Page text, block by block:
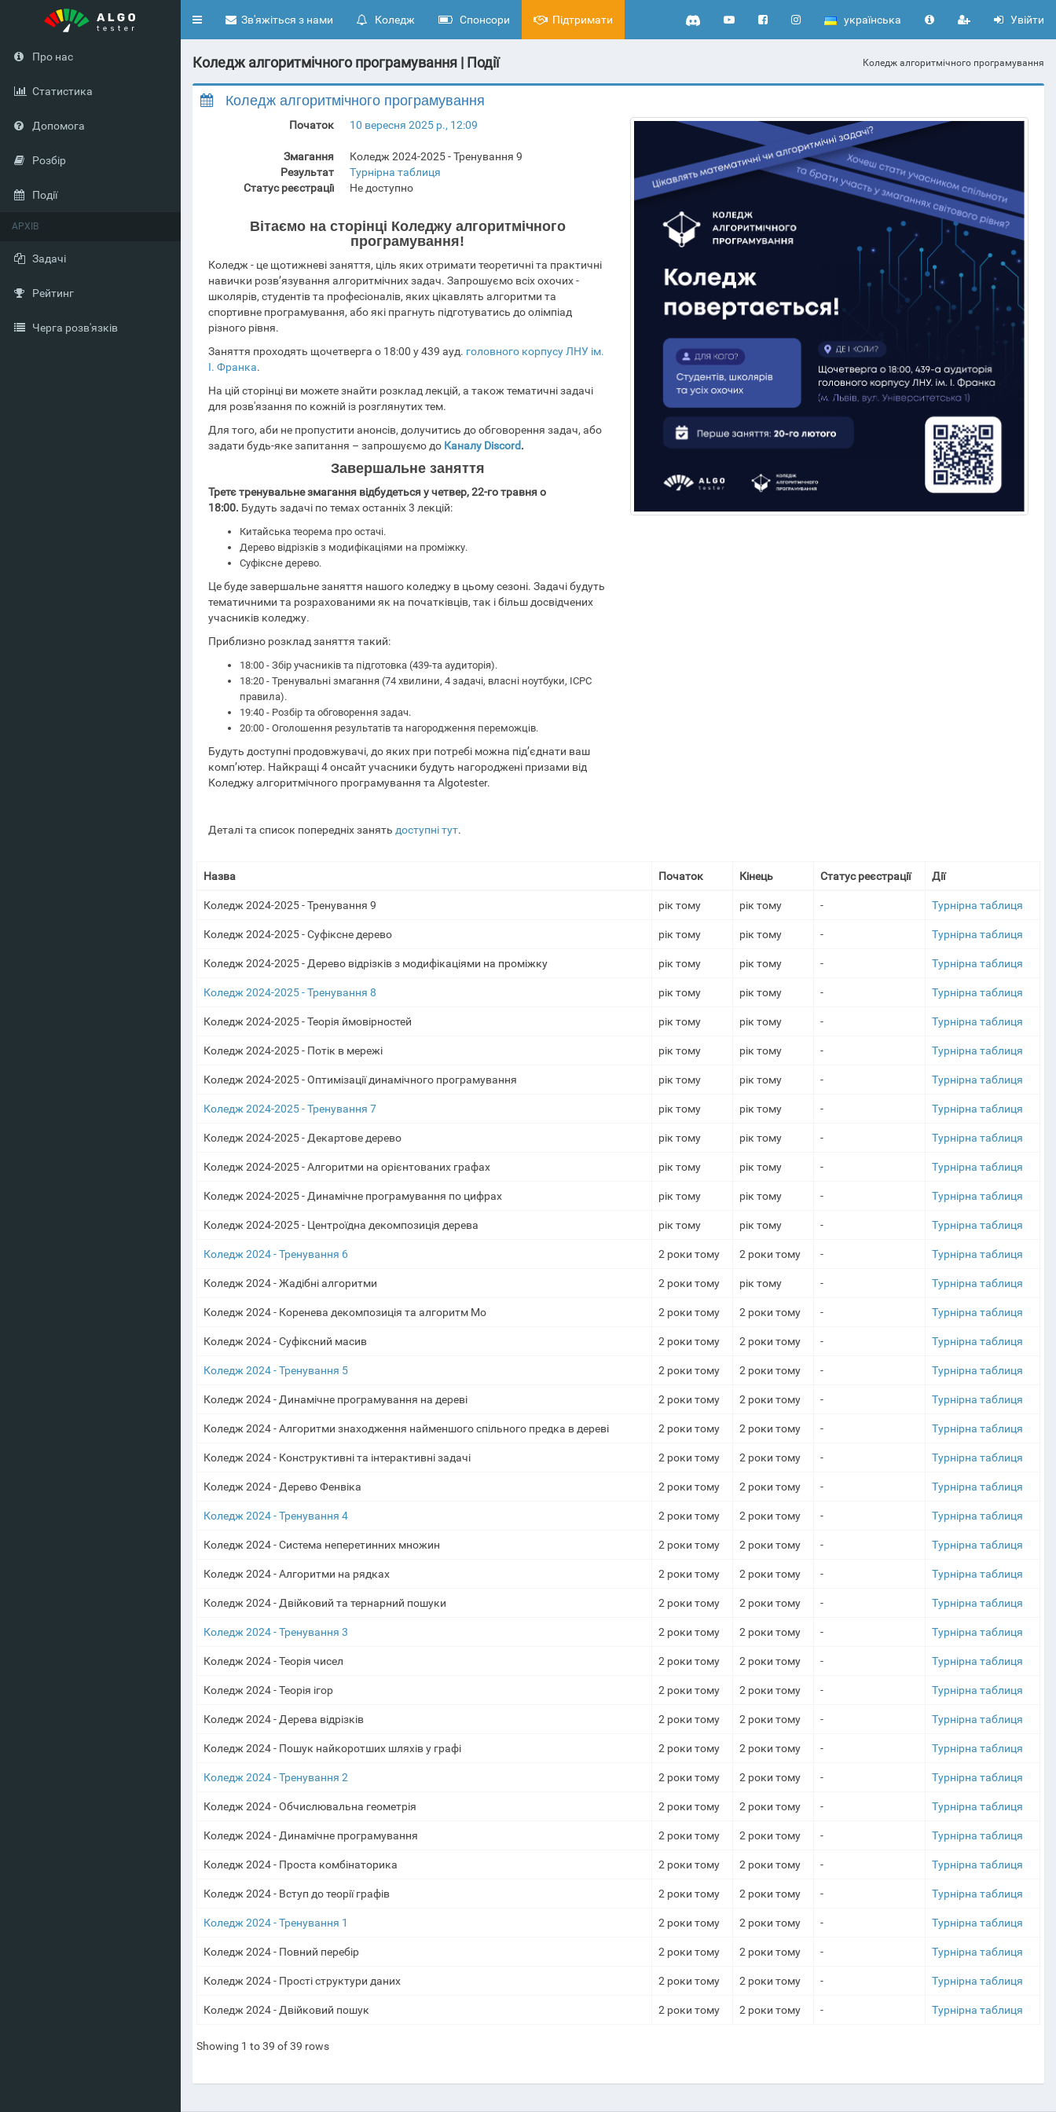
Toggle
українська Увійти
Зв'яжіться з нами Коледж Спонсори Підтримати
Про нас
Статистика
Допомога
Розбір
Події
АРХІВ
Задачі
Рейтинг
Черга розв'язків
Коледж алгоритмічного програмування | Події Коледж алгоритмічного програмування
Коледж алгоритмічного програмування
Початок 10 вересня 2025 р., 12:09
Змагання
Коледж 2024-2025 - Тренування 9
Результат
Турнірна таблиця
Статус реєстрації
Не доступно
Вітаємо на сторінці Коледжу алгоритмічного
програмування!
Коледж - це щотижневі заняття, ціль яких отримати теоретичні та практичні
навички розв’язування алгоритмічних задач. Запрошуємо всіх охочих -
школярів, студентів та професіоналів, яких цікавлять алгоритми та
спортивне програмування, або які прагнуть підготуватись до олімпіад
різного рівня.
Заняття проходять щочетверга о 18:00 у 439 ауд. головного корпусу ЛНУ ім.
І. Франка.
На цій сторінці ви можете знайти розклад лекцій, а також тематичні задачі
для розв'язання по кожній із розглянутих тем.
Для того, аби не пропустити анонсів, долучитись до обговорення задач, або
задати будь-яке запитання – запрошуємо до Каналу Discord.
Завершальне заняття
Третє тренувальне змагання відбудеться у четвер, 22-го травня о
18:00. Будуть задачі по темах останніх 3 лекцій:
Китайська теорема про остачі.
Дерево відрізків з модифікаціями на проміжку.
Суфіксне дерево.
Це буде завершальне заняття нашого коледжу в цьому сезоні. Задачі будуть
тематичними та розрахованими як на початківців, так і більш досвідчених
учасників коледжу.
Приблизно розклад заняття такий:
18:00 - Збір учасників та підготовка (439-та аудиторія).
18:20 - Тренувальні змагання (74 хвилини, 4 задачі, власні ноутбуки, ICPC
правила).
19:40 - Розбір та обговорення задач.
20:00 - Оголошення результатів та нагородження переможців.
Будуть доступні продовжувачі, до яких при потребі можна під’єднати ваш
комп’ютер. Найкращі 4 онсайт учасники будуть нагороджені призами від
Коледжу алгоритмічного програмування та Algotester.
Деталі та список попередніх занять доступні тут.
Назва Початок Кінець Статус реєстрації Дії
Коледж 2024-2025 - Тренування 9 рік тому рік тому - Турнірна таблиця
Коледж 2024-2025 - Суфіксне дерево рік тому рік тому - Турнірна таблиця
Коледж 2024-2025 - Дерево відрізків з модифікаціями на проміжку рік тому рік тому - Турнірна таблиця
Коледж 2024-2025 - Тренування 8 рік тому рік тому - Турнірна таблиця
Коледж 2024-2025 - Теорія ймовірностей рік тому рік тому - Турнірна таблиця
Коледж 2024-2025 - Потік в мережі рік тому рік тому - Турнірна таблиця
Коледж 2024-2025 - Оптимізації динамічного програмування рік тому рік тому - Турнірна таблиця
Коледж 2024-2025 - Тренування 7 рік тому рік тому - Турнірна таблиця
Коледж 2024-2025 - Декартове дерево рік тому рік тому - Турнірна таблиця
Коледж 2024-2025 - Алгоритми на орієнтованих графах рік тому рік тому - Турнірна таблиця
Коледж 2024-2025 - Динамічне програмування по цифрах рік тому рік тому - Турнірна таблиця
Коледж 2024-2025 - Центроїдна декомпозиція дерева рік тому рік тому - Турнірна таблиця
Коледж 2024 - Тренування 6 2 роки тому 2 роки тому - Турнірна таблиця
Коледж 2024 - Жадібні алгоритми 2 роки тому рік тому - Турнірна таблиця
Коледж 2024 - Коренева декомпозиція та алгоритм Мо 2 роки тому 2 роки тому - Турнірна таблиця
Коледж 2024 - Суфіксний масив 2 роки тому 2 роки тому - Турнірна таблиця
Коледж 2024 - Тренування 5 2 роки тому 2 роки тому - Турнірна таблиця
Коледж 2024 - Динамічне програмування на дереві 2 роки тому 2 роки тому - Турнірна таблиця
Коледж 2024 - Алгоритми знаходження найменшого спільного предка в дереві 2 роки тому 2 роки тому - Турнірна таблиця
Коледж 2024 - Конструктивні та інтерактивні задачі 2 роки тому 2 роки тому - Турнірна таблиця
Коледж 2024 - Дерево Фенвіка 2 роки тому 2 роки тому - Турнірна таблиця
Коледж 2024 - Тренування 4 2 роки тому 2 роки тому - Турнірна таблиця
Коледж 2024 - Система неперетинних множин 2 роки тому 2 роки тому - Турнірна таблиця
Коледж 2024 - Алгоритми на рядках 2 роки тому 2 роки тому - Турнірна таблиця
Коледж 2024 - Двійковий та тернарний пошуки 2 роки тому 2 роки тому - Турнірна таблиця
Коледж 2024 - Тренування 3 2 роки тому 2 роки тому - Турнірна таблиця
Коледж 2024 - Теорія чисел 2 роки тому 2 роки тому - Турнірна таблиця
Коледж 2024 - Теорія ігор 2 роки тому 2 роки тому - Турнірна таблиця
Коледж 2024 - Дерева відрізків 2 роки тому 2 роки тому - Турнірна таблиця
Коледж 2024 - Пошук найкоротших шляхів у графі 2 роки тому 2 роки тому - Турнірна таблиця
Коледж 2024 - Тренування 2 2 роки тому 2 роки тому - Турнірна таблиця
Коледж 2024 - Обчислювальна геометрія 2 роки тому 2 роки тому - Турнірна таблиця
Коледж 2024 - Динамічне програмування 2 роки тому 2 роки тому - Турнірна таблиця
Коледж 2024 - Проста комбінаторика 2 роки тому 2 роки тому - Турнірна таблиця
Коледж 2024 - Вступ до теорії графів 2 роки тому 2 роки тому - Турнірна таблиця
Коледж 2024 - Тренування 1 2 роки тому 2 роки тому - Турнірна таблиця
Коледж 2024 - Повний перебір 2 роки тому 2 роки тому - Турнірна таблиця
Коледж 2024 - Прості структури даних 2 роки тому 2 роки тому - Турнірна таблиця
Коледж 2024 - Двійковий пошук 2 роки тому 2 роки тому - Турнірна таблиця
Showing 1 to 39 of 39 rows